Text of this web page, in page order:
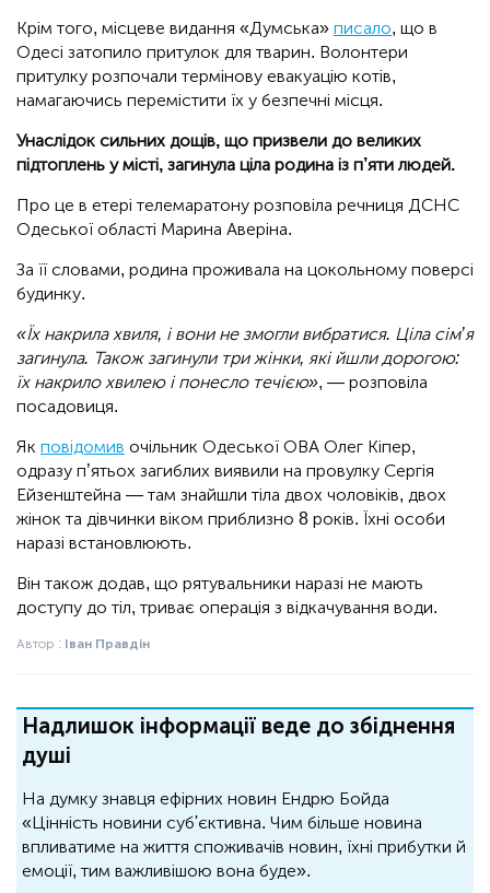
Крім того, місцеве видання «Думська» писало, що в
Одесі затопило притулок для тварин. Волонтери
притулку розпочали термінову евакуацію котів,
намагаючись перемістити їх у безпечні місця.
Унаслідок сильних дощів, що призвели до великих
підтоплень у місті, загинула ціла родина із п’яти людей.
Про це в етері телемаратону розповіла речниця ДСНС
Одеської області Марина Аверіна.
За її словами, родина проживала на цокольному поверсі
будинку.
«Їх накрила хвиля, і вони не змогли вибратися. Ціла сім’я
загинула. Також загинули три жінки, які йшли дорогою:
їх накрило хвилею і понесло течією», — розповіла
посадовиця.
Як повідомив очільник Одеської ОВА Олег Кіпер,
одразу п’ятьох загиблих виявили на провулку Сергія
Ейзенштейна — там знайшли тіла двох чоловіків, двох
жінок та дівчинки віком приблизно 8 років. Їхні особи
наразі встановлюють.
Він також додав, що рятувальники наразі не мають
доступу до тіл, триває операція з відкачування води.
Автор : Іван Правдін
Надлишок інформації веде до збіднення
душі
На думку знавця ефірних новин Ендрю Бойда
«Цінність новини суб'єктивна. Чим більше новина
впливатиме на життя споживачів новин, їхні прибутки й
емоції, тим важливішою вона буде».